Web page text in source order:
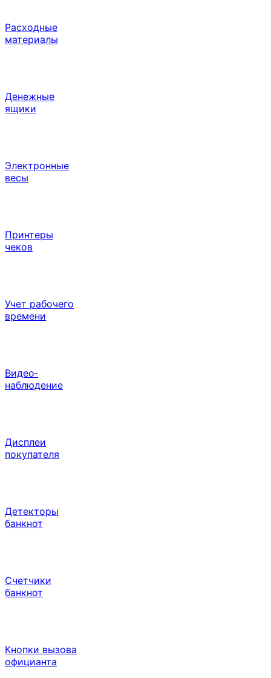
Расходные
материалы
Денежные
ящики
Электронные
весы
Принтеры
чеков
Учет рабочего
времени
Видео‑
наблюдение
Дисплеи
покупателя
Детекторы
банкнот
Счетчики
банкнот
Кнопки вызова
официанта